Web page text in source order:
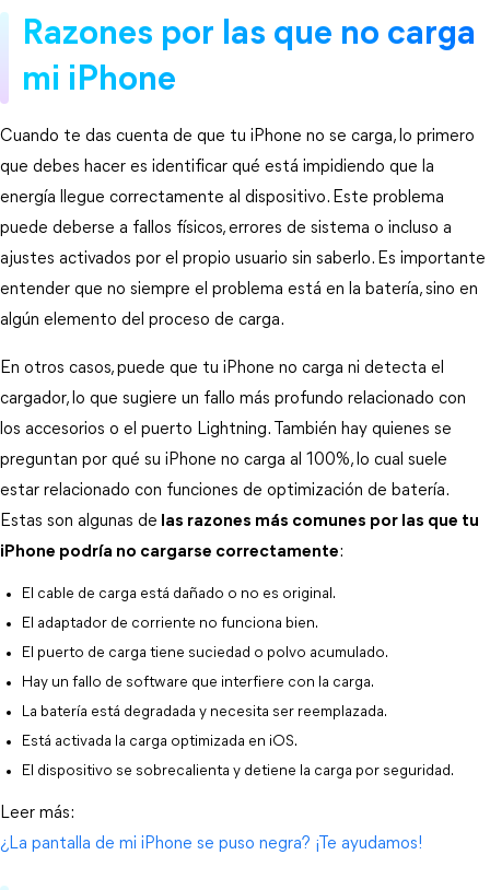
Razones por las que no carga
mi iPhone
Cuando te das cuenta de que tu iPhone no se carga, lo primero
que debes hacer es identificar qué está impidiendo que la
energía llegue correctamente al dispositivo. Este problema
puede deberse a fallos físicos, errores de sistema o incluso a
ajustes activados por el propio usuario sin saberlo. Es importante
entender que no siempre el problema está en la batería, sino en
algún elemento del proceso de carga.
En otros casos, puede que tu iPhone no carga ni detecta el
cargador, lo que sugiere un fallo más profundo relacionado con
los accesorios o el puerto Lightning. También hay quienes se
preguntan por qué su iPhone no carga al 100%, lo cual suele
estar relacionado con funciones de optimización de batería.
Estas son algunas de las razones más comunes por las que tu
iPhone podría no cargarse correctamente:
El cable de carga está dañado o no es original.
El adaptador de corriente no funciona bien.
El puerto de carga tiene suciedad o polvo acumulado.
Hay un fallo de software que interfiere con la carga.
La batería está degradada y necesita ser reemplazada.
Está activada la carga optimizada en iOS.
El dispositivo se sobrecalienta y detiene la carga por seguridad.
Leer más:
¿La pantalla de mi iPhone se puso negra? ¡Te ayudamos!